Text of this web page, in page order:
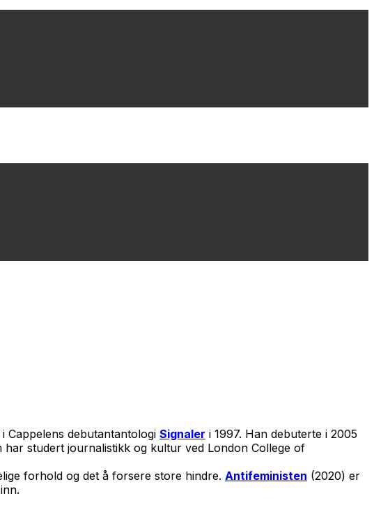
Cappelens debutantantologi Signaler i 1997. Han debuterte i 2005
studert journalistikk og kultur ved London College of
forhold og det å forsere store hindre. Antifeministen (2020) er